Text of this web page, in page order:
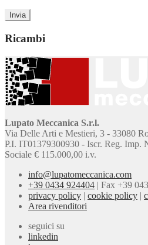
Ricambi
Lupato Meccanica S.r.l.
Via Delle Arti e Mestieri, 3 - 33080
P.I. IT01379300930 - Iscr. Reg. Imp.
Sociale € 115.000,00 i.v.
info@lupatomeccanica.com
+39 0434 924404 | Fax +39
privacy policy | cookie policy |
Area rivenditori
seguici su
linkedin